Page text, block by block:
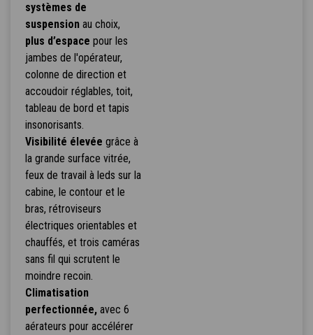
systèmes de
suspensionau choix,
plus d’espace pour les
jambes de l'opérateur,
colonne de direction et
accoudoir réglables, toit,
tableau de bord et tapis
insonorisants.
Visibilité élevée grâce à
la grande surface vitrée,
feux de travail à leds sur la
cabine, le contour et le
bras, rétroviseurs
électriques orientables et
chauffés, et trois caméras
sans fil qui scrutent le
moindre recoin.
Climatisation
perfectionnée,avec 6
aérateurs pour accélérer